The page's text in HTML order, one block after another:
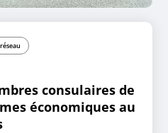
consulaires de
économiques au